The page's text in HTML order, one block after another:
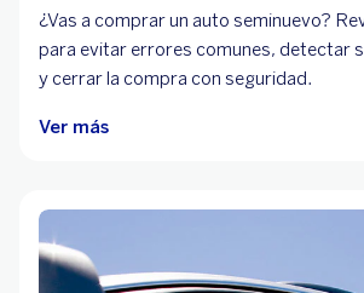
¿Vas a comprar un auto seminuevo?
para evitar errores comunes, detectar
y cerrar la compra con seguridad.
Ver más